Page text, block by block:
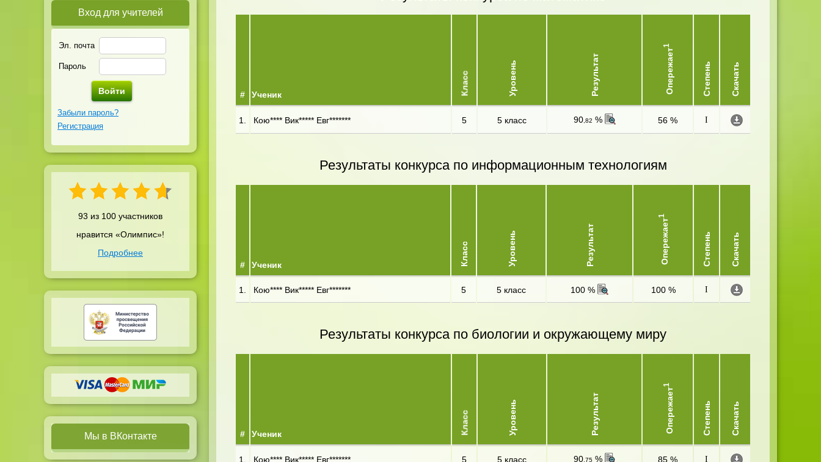
Вход для учителей
Эл. почта
Пароль
Забыли пароль?
Регистрация
93 из 100 участников
нравится «Олимпис»!
Подробнее
Мы в ВКонтакте
# Ученик Класс Уровень Результат Опережает
1
Степень Скачать
1. Кою**** Вик***** Евг******* 5 5 класс 90,82 % 56 % I
Результаты конкурса по информационным технологиям
# Ученик Класс Уровень Результат Опережает
1
Степень Скачать
1. Кою**** Вик***** Евг******* 5 5 класс 100 % 100 % I
Результаты конкурса по биологии и окружающему миру
# Ученик Класс Уровень Результат Опережает
1
Степень Скачать
1. Кою**** Вик***** Евг******* 5 5 класс 90,75% 85 % I